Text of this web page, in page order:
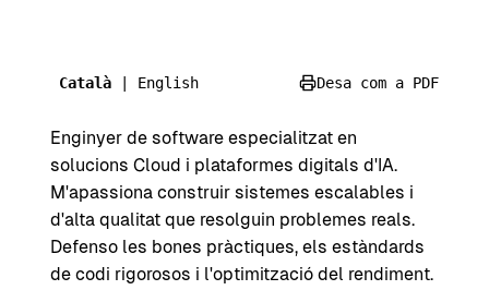
Català English Desa com a PDF
Enginyer de software especialitzat en
solucions Cloud i plataformes digitals d'IA.
M'apassiona construir sistemes escalables i
d'alta qualitat que resolguin problemes reals.
Defenso les bones pràctiques, els estàndards
de codi rigorosos i l'optimització del rendiment.